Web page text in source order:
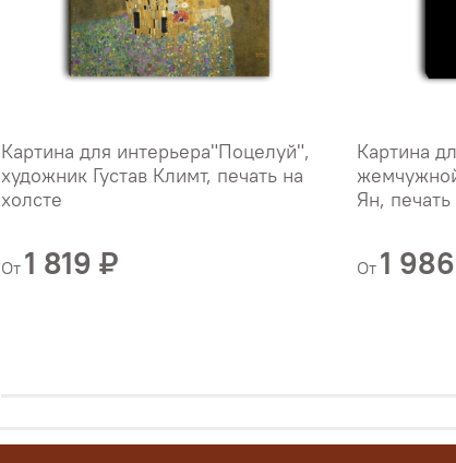
Картина для интерьера"Поцелуй",
художник Густав Климт, печать на
холсте
От 1 819 ₽
Картина
Ян,
От 1